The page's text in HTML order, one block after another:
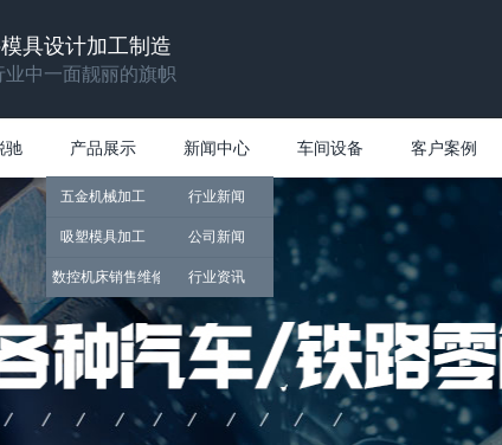
具设计加工制造
中一面靓丽的旗帜
驰 产品展示
五金机械加工
吸塑模具加工
数控机床销售维修
新闻中心
行业新闻
公司新闻
行业资讯
车间设备 客户案例